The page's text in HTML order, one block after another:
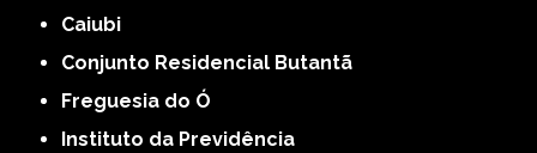
Caiubi
Conjunto Residencial Butantã
Freguesia do Ó
Instituto da Previdência